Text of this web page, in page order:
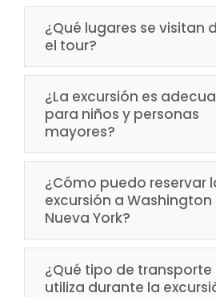
¿Qué lugares se visitan
el tour?
¿La excursión es
para niños y personas
mayores?
¿Cómo puedo reservar
excursión a Washington
Nueva York?
¿Qué tipo de transporte
utiliza durante la